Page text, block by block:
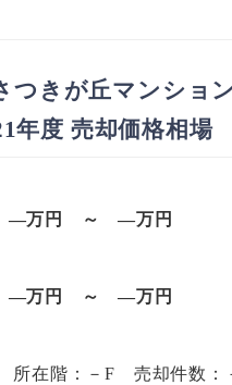
つきが丘マンション
年度 売却価格相場
—万円 ～ —万円
—万円 ～—万円
所在階：－F 売却件数：